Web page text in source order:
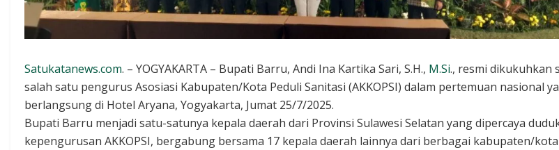
Satukatanews.com. – YOGYAKARTA – Bupati Barru, Andi Ina Kartika Sari, S.H., M.Si., resmi dikukuhkan
salah satu pengurus Asosiasi Kabupaten/Kota Peduli Sanitasi (AKKOPSI) dalam pertemuan nasional
berlangsung di Hotel Aryana, Yogyakarta, Jumat 25/7/2025.
Bupati Barru menjadi satu-satunya kepala daerah dari Provinsi Sulawesi Selatan yang dipercaya
kepengurusan AKKOPSI, bergabung bersama 17 kepala daerah lainnya dari berbagai kabupaten/